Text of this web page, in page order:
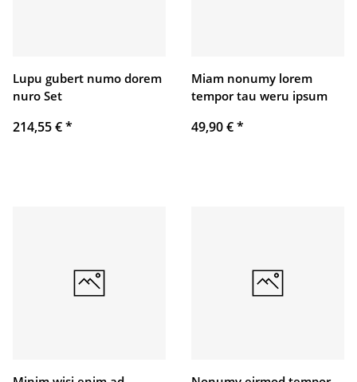
Lupu gubert numo dorem
nuro Set
214,55 €*
Miam nonumy lorem
tempor tau weru ipsum
49,90 €*